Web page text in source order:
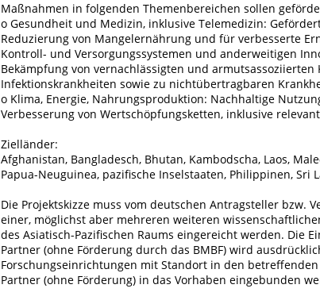
Maßnahmen in folgenden Themenbereichen sollen
o Gesundheit und Medizin, inklusive Telemedizin:
Reduzierung von Mangelernährung und für verbesserte
Kontroll- und Versorgungssystemen und anderweitigen
Bekämpfung von vernachlässigten und
Infektionskrankheiten sowie zu nichtübertragbaren
o Klima, Energie, Nahrungsproduktion: Nachhaltige
Verbesserung von Wertschöpfungsketten, inklusive
Zielländer:
Afghanistan, Bangladesch, Bhutan, Kambodscha, Laos,
Papua-Neuguinea, pazifische Inselstaaten, Philippinen, Sri
Die Projektskizze muss vom deutschen Antragsteller bzw.
einer, möglichst aber mehreren weiteren
des Asiatisch-Pazifischen Raums eingereicht werden. Die
Partner (ohne Förderung durch das BMBF) wird
Forschungseinrichtungen mit Standort in den
Partner (ohne Förderung) in das Vorhaben eingebunden